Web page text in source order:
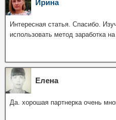
Ирина
Интересная статья. Спасибо.
использовать метод заработка
Елена
Да. хорошая партнерка очень